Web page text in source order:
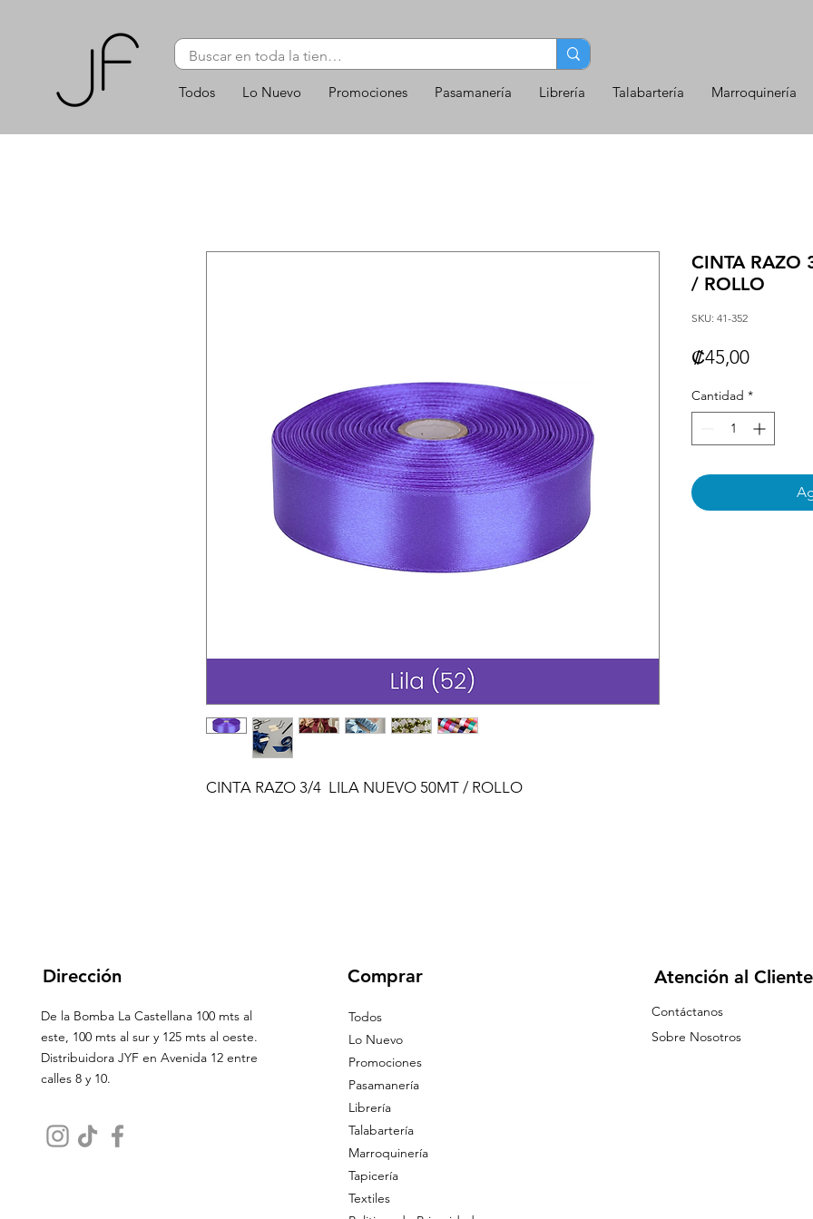
Todos Lo Nuevo Promociones Pasamanería Librería Talabartería Marroquinería
CINTA RAZO 3/4  LILA NUEVO 50MT / ROLLO
CINTA RAZO
/ ROLLO
SKU: 41-352
₡45,00Precio
Cantidad *
Dirección
De la Bomba La Castellana 100 mts al
este, 100 mts al sur y 125 mts al oeste.
Distribuidora JYF en Avenida 12 entre
calles 8 y 10.
Comprar
Todos
Lo Nuevo
Promociones
Pasamanería
Librería
Talabartería
Marroquinería
Tapicería
Textiles
Atención al Cliente
Contáctanos
Sobre Nosotros